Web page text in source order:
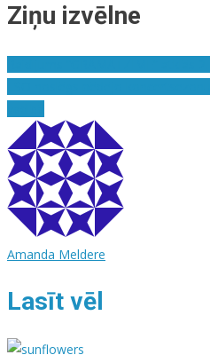
Ziņu izvēlne
Amanda Meldere
Lasīt vēl